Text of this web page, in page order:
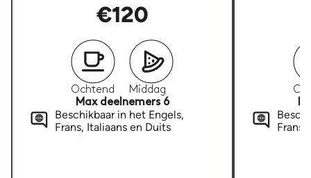
€120
Ochtend
Middag
Max deelnemers 6
Beschikbaar in het Engels,
Frans, Italiaans en Duits
Frans,